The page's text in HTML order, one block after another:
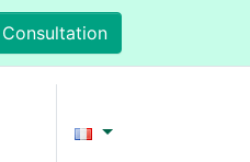
Consultation